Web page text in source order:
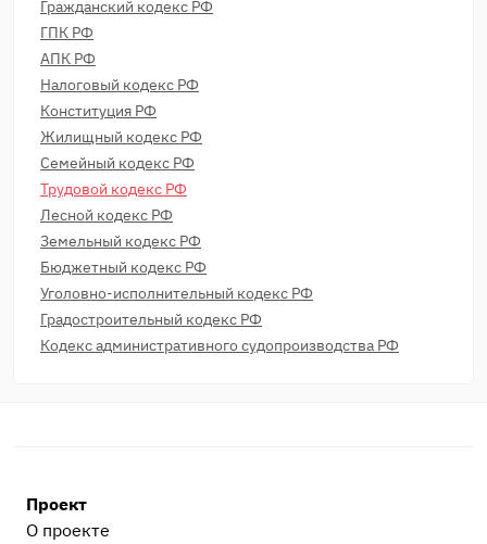
Гражданский кодекс РФ
ГПК РФ
АПК РФ
Налоговый кодекс РФ
Конституция РФ
Жилищный кодекс РФ
Семейный кодекс РФ
Трудовой кодекс РФ
Лесной кодекс РФ
Земельный кодекс РФ
Бюджетный кодекс РФ
Уголовно-исполнительный кодекс РФ
Градостроительный кодекс РФ
Кодекс административного судопроизводства РФ
Проект
О проекте